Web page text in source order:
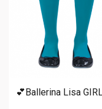
💕Ballerina Lisa